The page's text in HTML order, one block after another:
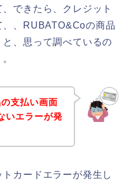
できたら、クレジット
、、RUBATO&Coの商品
、思って調べているの
支払い画面
いエラーが発
カードエラーが発生し